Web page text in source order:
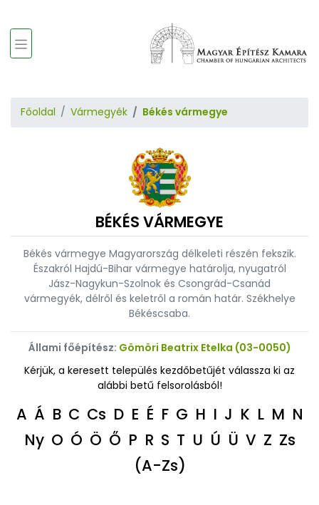
Főoldal Vármegyék Békés vármegye
BÉKÉS VÁRMEGYE
Békés vármegye Magyarország délkeleti részén fekszik.
Északról Hajdú-Bihar vármegye határolja, nyugatról
Jász-Nagykun-Szolnok és Csongrád-Csanád
vármegyék, délről és keletről a román határ. Székhelye
Békéscsaba.
Állami főépítész: Gömöri Beatrix Etelka (03-0050)
Kérjük, a keresett település kezdőbetűjét válassza ki az
alábbi betű felsorolásból!
A Á B C Cs D E É F G H I J K L M N
Ny O Ó Ö Ő P R S T U Ú Ü V Z Zs
(A-Zs)